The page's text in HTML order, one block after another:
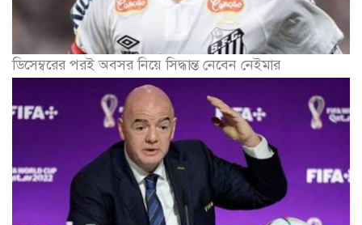
ডিসেম্বরের পরই অবসর নিয়ে সিদ্ধান্ত নেবেন নেইমার